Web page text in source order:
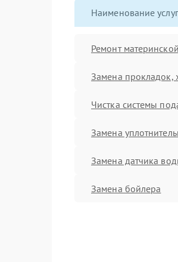
Наименование
Ремонт
Замена прокладок,
Чистка системы
Замена
Замена датчика
Замена бойлера